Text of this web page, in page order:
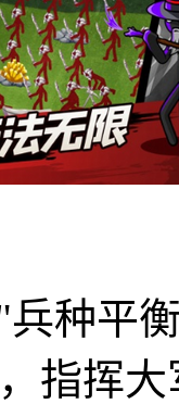
兵种平
指挥